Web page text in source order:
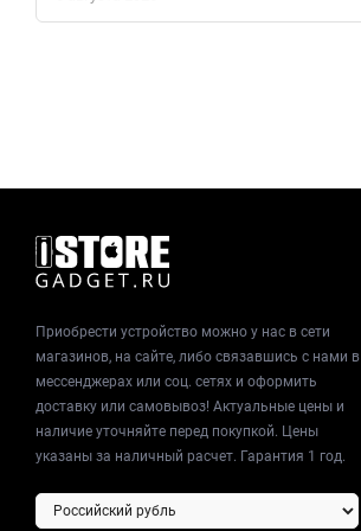
Приобрести устройство можно у нас в сети
магазинов, на сайте, либо связавшись с нами в
мессенджерах или соц. сетях и оформить
доставку или самовывоз! Актуальные цены и
наличие уточняйте перед покупкой. Цены
указаны за наличный расчет. Гарантия 1 год.